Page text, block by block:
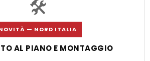
🛠️
— NORD ITALIA
AL PIANO E MONTAGGIO